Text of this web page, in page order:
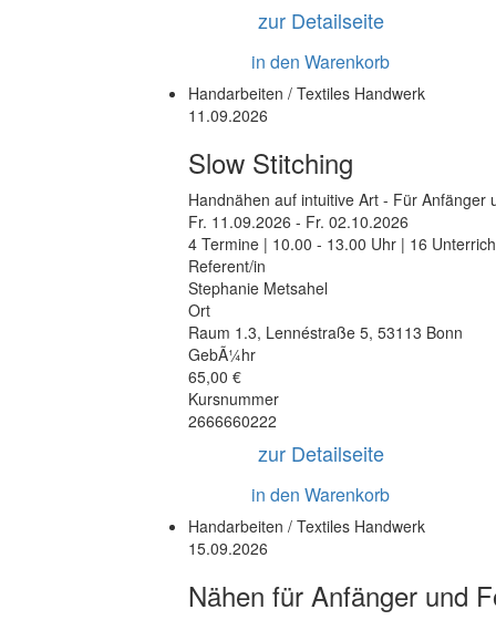
zur Detailseite
in den Warenkorb
Handarbeiten / Textiles Handwerk
11.09.2026
Slow Stitching
Handnähen auf intuitive Art - Für Anfänger
Fr. 11.09.2026 - Fr. 02.10.2026
4 Termine | 10.00 - 13.00 Uhr | 16
Referent/in
Stephanie Metsahel
Ort
Raum 1.3, Lennéstraße 5, 53113 Bonn
GebÃ¼hr
65,00 €
Kursnummer
2666660222
zur Detailseite
in den Warenkorb
Handarbeiten / Textiles Handwerk
15.09.2026
Nähen für Anfänger und